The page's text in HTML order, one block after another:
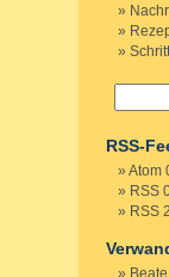
RSS-
Atom
RSS
RSS